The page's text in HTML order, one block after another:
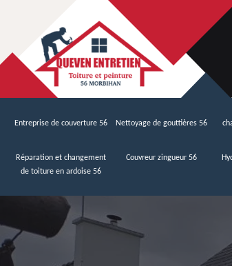
Entreprise de couverture 56 Nettoyage de gouttières 56
Réparation et changement
de toiture en ardoise 56
Couvreur zingueur 56